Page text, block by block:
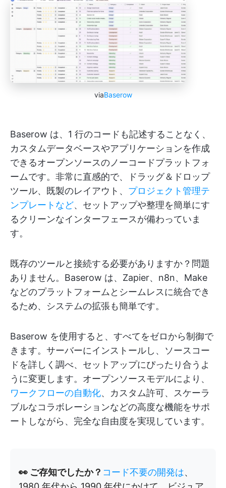
viaBaserow
Baserow は、1 行のコードも記述することなく、
カスタムデータベースやアプリケーションを作成
できるオープンソースのノーコードプラットフォ
ームです。非常に直感的で、ドラッグ＆ドロップ
ツール、既製のレイアウト、 プロジェクト管理テ
ンプレートなど、セットアップや整理を簡単にす
るクリーンなインターフェースが備わっていま
す。
既存のツールと接続する必要がありますか？問題
ありません。Baserow は、Zapier、n8n、Make
などのプラットフォームとシームレスに統合でき
るため、システムの拡張も簡単です。
Baserow を使用すると、すべてをゼロから制御で
きます。サーバーにインストールし、ソースコー
ドを詳しく調べ、セットアップにぴったり合うよ
うに変更します。オープンソースモデルにより、
ワークフローの自動化、カスタム許可、スケーラ
ブルなコラボレーションなどの高度な機能をサポ
ートしながら、完全な自由度を実現しています。
👀 ご存知でしたか？ コード不要の開発は、